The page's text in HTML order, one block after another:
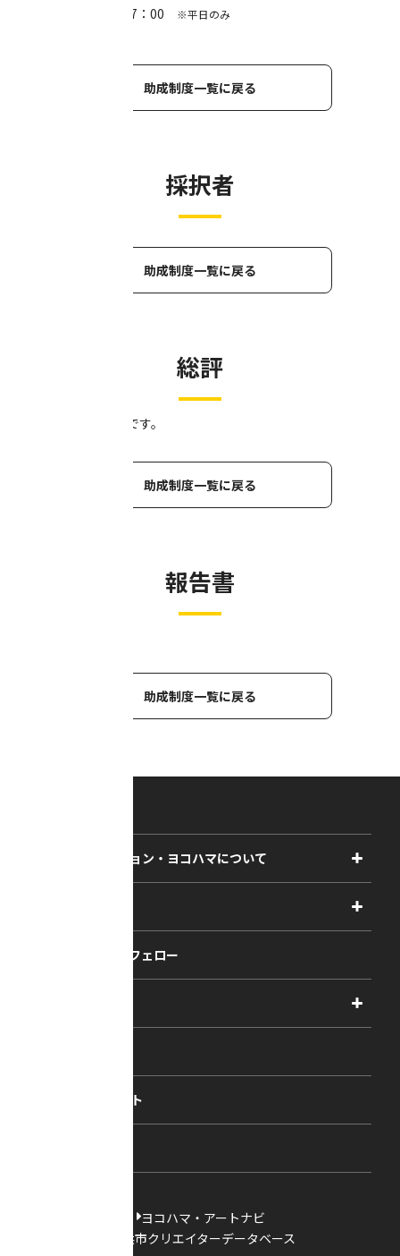
受付時間 9：00～17：00
※平日のみ
助成制度一覧に戻る
採択者
助成制度一覧に戻る
総評
総評は後日公開予定です。
助成制度一覧に戻る
報告書
助成制度一覧に戻る
アーツコミッション・ヨコハマについて
アーティスト・フェロー
相談依頼フォーム
コラム・レポート
ヨコハマ・アートナビ
横浜市クリエイターデータベース